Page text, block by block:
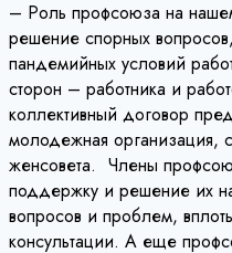
– Роль профсоюза на
решение спорных
пандемийных условий
сторон – работника и
коллективный договор
молодежная организация,
женсовета. Члены
поддержку и решение их
вопросов и проблем,
консультации. А еще